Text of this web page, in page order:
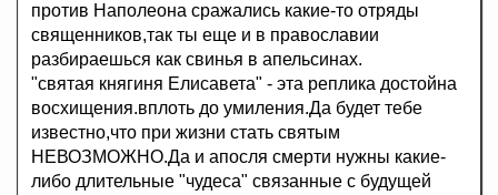
против Наполеона сражались какие-то отряды
священников,так ты еще и в православии
разбираешься как свинья в апельсинах.
"святая княгиня Елисавета" - эта реплика достойна
восхищения.вплоть до умиления.Да будет тебе
известно,что при жизни стать святым
НЕВОЗМОЖНО.Да и апосля смерти нужны какие-
либо длительные "чудеса" связанные с будущей